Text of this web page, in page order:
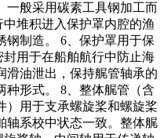
一般采用碳素工具钢加工而
堆积进入保护罩内腔的渔
钢制造。 6、保护罩用于保
用于在船舶航行中防止海
滑油泄出，保持艉管轴承的
种形式。 8、整体艉管（含
）用于支承螺旋桨和螺旋桨
轴系校中状态一致。整体艉